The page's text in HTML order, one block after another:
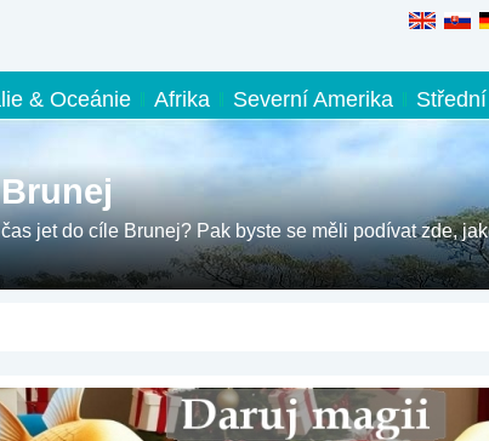
& Oceánie Afrika Severní Amerika
jet do cíle Brunej? Pak byste se měli podívat zde,